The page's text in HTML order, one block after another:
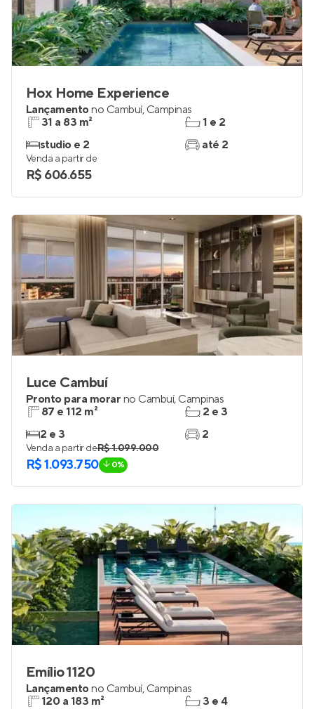
Hox Home Experience
Lançamentono Cambuí, Campinas
31 a 83 m²
studio e 2
1 e 2
até 2
Venda a partir de
R$ 606.655
Luce Cambuí
Pronto para morar no Cambuí, Campinas
87 e 112 m²
2 e 3
2 e 3
2
Venda a partir deR$ 1.099.000
R$ 1.093.750 0%
Emílio 1120
Lançamentono Cambuí, Campinas
120 a 183 m²
3 e 4